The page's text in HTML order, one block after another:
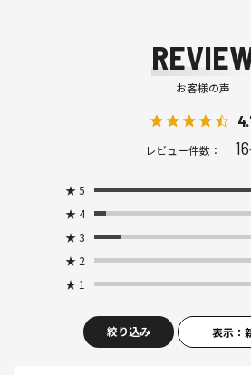
お客様の声
レビュー件数： 16
★ 5
★ 4
★ 3
★ 2
★ 1
絞り込み 表示：